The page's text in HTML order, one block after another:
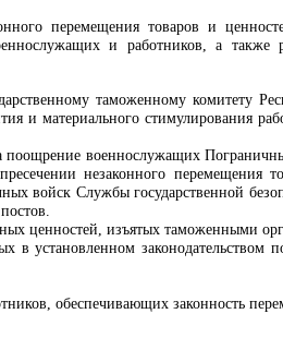
перемещения товаров и
и работников, а также
таможенному комитету
и материального стимулирования
поощрение военнослужащих
незаконного перемещения
войск Службы государственной
ценностей, изъятых таможенными
в установленном законодательством
обеспечивающих законность